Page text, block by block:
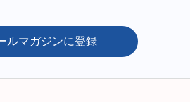
ルマガジンに登録